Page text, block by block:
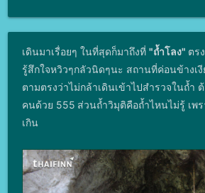
เดินมาเรื่อยๆ ในที่สุดก็มาถึงที่ "ถ้ำโลง" ตร
รู้สึกใจหวิวๆกลัวนิดๆนะ สถานที่ค่อนข้างเงี
ตามตรงว่าไม่กล้าเดินเข้าไปสำรวจในถ้ำ
คนด้วย 555 ส่วนถ้ำวิมุติคือถ้ำไหนไม่รู้ เพ
เกิน